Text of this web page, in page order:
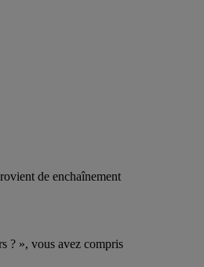
de enchaînement
? », vous avez compris